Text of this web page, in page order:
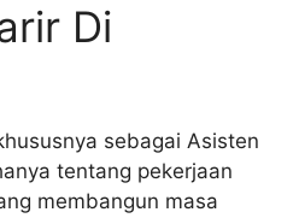
Di
sebagai Asisten
tentang pekerjaan
membangun masa